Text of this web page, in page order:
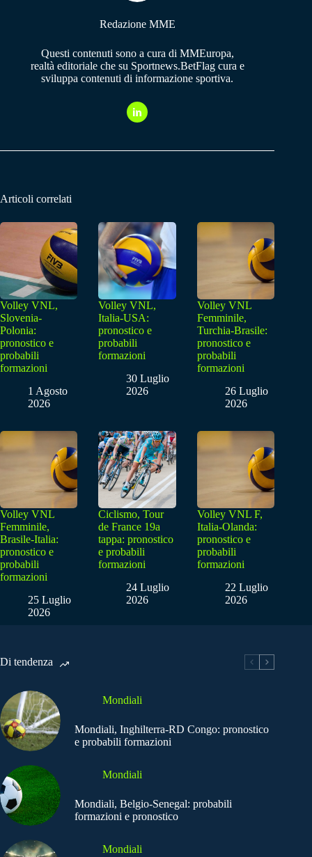
Redazione MME
Questi contenuti sono a cura di MMEuropa,
realtà editoriale che su Sportnews.BetFlag cura e
sviluppa contenuti di informazione sportiva.
Articoli correlati
Volley VNL,
Slovenia-
Polonia:
pronostico e
probabili
formazioni
1 Agosto
2026
Volley VNL,
Italia-USA:
pronostico e
probabili
formazioni
30 Luglio
2026
Volley VNL
Femminile,
Turchia-Brasile:
pronostico e
probabili
formazioni
26 Luglio
2026
Volley VNL
Femminile,
Brasile-Italia:
pronostico e
probabili
formazioni
25 Luglio
2026
Ciclismo, Tour
de France 19a
tappa: pronostico
e probabili
formazioni
24 Luglio
2026
Volley VNL F,
Italia-Olanda:
pronostico e
probabili
formazioni
22 Luglio
2026
Di tendenza
Mondiali
Mondiali, Inghilterra-RD Congo: pronostico
e probabili formazioni
Mondiali
Mondiali, Belgio-Senegal: probabili
formazioni e pronostico
Mondiali